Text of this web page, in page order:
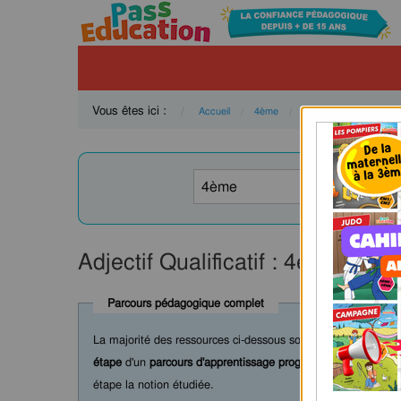
Vous êtes ici : Accueil 4ème Français
Adjectif Qualificatif : 4ème -
Parcours pédagogique complet
La majorité des ressources ci-dessous sont intégrées dans
étape d'un parcours d'apprentissage progressif
comprenant
étape la notion étudiée.